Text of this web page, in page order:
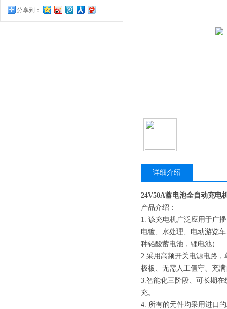
分享到：
详细介绍
24V50A蓄电池全自动充电
产品介绍：
1. 该充电机广泛应用于广
电镀、水处理、电动游览
种铅酸蓄电池，锂电池）
2.采用高频开关电源电路
极板、无需人工值守、充
3.智能化三阶段、可长期
充。
4. 所有的元件均采用进口